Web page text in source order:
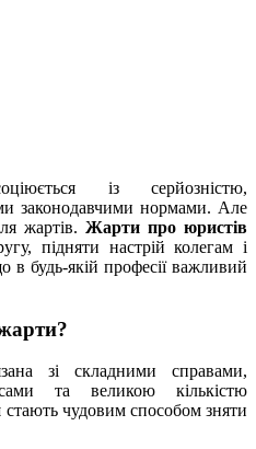
із серйозністю,
законодавчими нормами. Але
жартів.Жарти про юристів
підняти настрій колегам і
в будь-якій професії важливий
зі складними справами,
та великою кількістю
стають чудовим способом зняти